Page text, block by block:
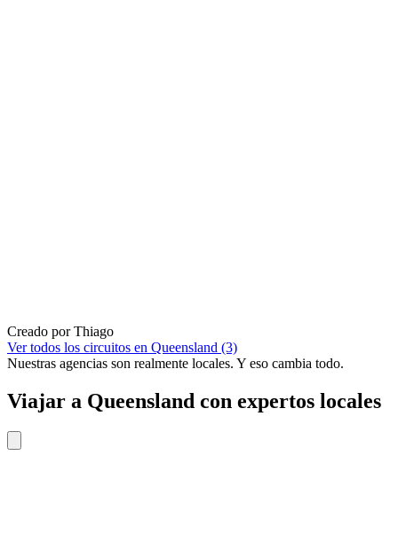
Creado por Thiago
Ver todos los circuitos en Queensland (3)
Nuestras agencias son realmente locales. Y eso cambia todo.
Viajar a Queensland con expertos locales